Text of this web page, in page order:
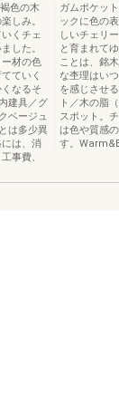
色の木
しみ。
くチェ
した。
材の色
ていく
なるそ
建具／グ
ベージュ
は多少異
は、消
事費、
ガムポケッ
ックに色の
しいチェリ
と育まれて
ことは、銘
な杢理はい
を感じさせ
ト／木の脂
スポット。
は色や質感
す。